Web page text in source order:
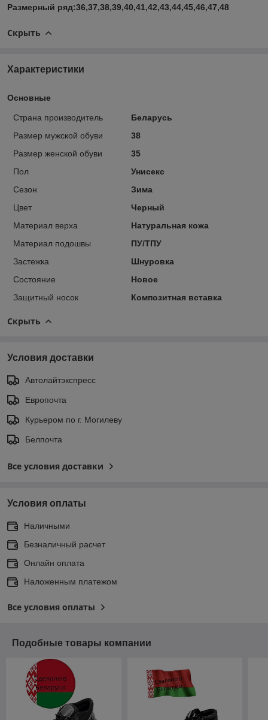
Размерный ряд:36,37,38,39,40,41,42,43,44,45,46,47,48
Скрыть
Характеристики
Основные
Страна производитель
Беларусь
Размер мужской обуви
38
Размер женской обуви
35
Пол
Унисекс
Сезон
Зима
Цвет
Черный
Материал верха
Натуральная кожа
Материал подошвы
ПУ/ТПУ
Застежка
Шнуровка
Состояние
Новое
Защитный носок
Композитная вставка
Скрыть
Условия доставки
Автолайтэкспресс
Европочта
Курьером по г. Могилеву
Белпочта
Все условия доставки
Условия оплаты
Наличными
Безналичный расчет
Онлайн оплата
Наложенным платежом
Все условия оплаты
Подобные товары компании